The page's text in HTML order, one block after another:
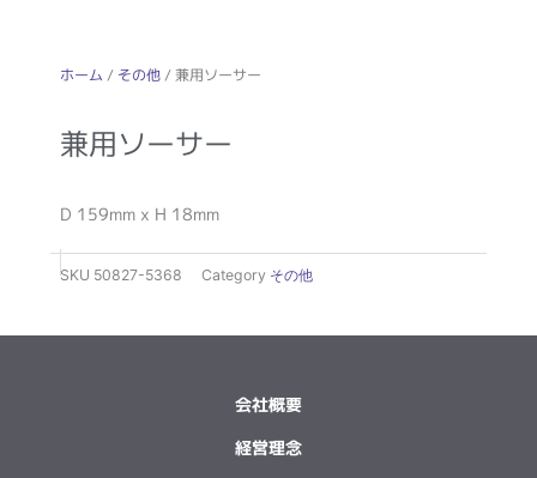
ホーム / その他/ 兼用ソーサー
兼用ソーサー
D 159mm x H 18mm
SKU 50827-5368 Category その他
会社概要
経営理念